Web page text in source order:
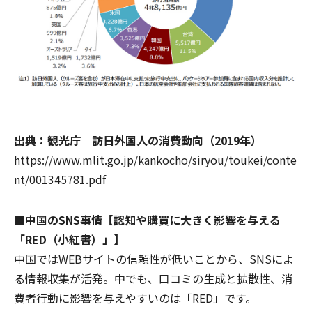
出典：観光庁 訪日外国人の消費動向（2019年）
https://www.mlit.go.jp/kankocho/siryou/toukei/conte
nt/001345781.pdf
■中国のSNS事情 【認知や購買に大きく影響を与える
「RED（小紅書）」】
中国ではWEBサイトの信頼性が低いことから、SNSによ
る情報収集が活発。中でも、口コミの生成と拡散性、消
費者行動に影響を与えやすいのは「RED」です。